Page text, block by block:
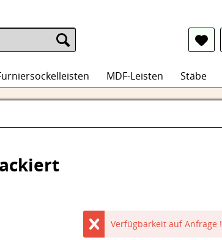
MDF-Leisten Stäbe
Verfügbarkeit auf Anfrage !